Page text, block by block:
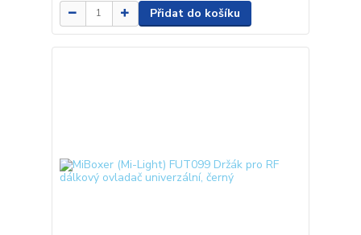
Přidat do košíku